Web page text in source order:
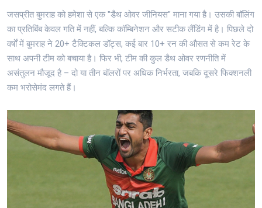
जसप्रीत बुमराह को हमेशा से एक "डैथ ओवर जीनियस" माना गया है। उसकी बॉलिंग
का प्रतिबिंब केवल गति में नहीं, बल्कि कॉम्बिनेशन और सटीक लैंडिंग में है। पिछले दो
वर्षों में बुमराह ने 20+ टैक्टिकल डॉट्स, कई बार 10+ रन की औसत से कम रेट के
साथ अपनी टीम को बचाया है। फिर भी, टीम की कुल डैथ ओवर रणनीति में
असंतुलन मौजूद है – दो या तीन बॉलरों पर अधिक निर्भरता, जबकि दूसरे फिक्शनली
कम भरोसेमंद लगते हैं।